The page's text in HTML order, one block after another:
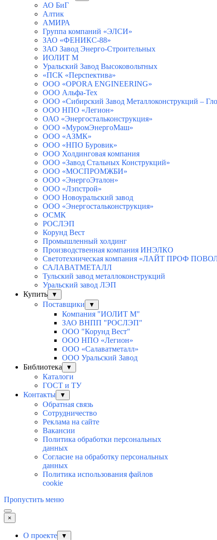
АО БиГ
Алтик
АМИРА
Группа компаний «ЭЛСИ»
ЗАО «ФЕНИКС-88»
ЗАО Завод Энерго-Строительных
ИОЛИТ М
Уральский Завод Высоковольтных
«ПСК «Перспектива»
ООО «OPORA ENGINEERING»
ООО Альфа-Тех
ООО «Сибирский Завод Металлоконструкций –
ООО НПО «Легион»
ОАО «Энергостальконструкция»
ООО «МуромЭнергоМаш»
ООО «АЗМК»
ООО «НПО Буровик»
ООО Холдинговая компания
ООО «Завод Стальных Конструкций»
ООО «МОСПРОМЖБИ»
ООО «ЭнергоЭталон»
ООО «Лэпстрой»
ООО Новоуральский завод
ООО «Энергостальконструкция»
ОСМК
РОСЛЭП
Корунд Вест
Промышленный холдинг
Производственная компания ИНЭЛКО
Светотехническая компания «ЛАЙТ ПРОФ
САЛАВАТМЕТАЛЛ
Тульский завод металлоконструкций
Уральский завод ЛЭП
Купить
▼
Поставщики ▼
Компания "ИОЛИТ М"
ЗАО ВНПП "РОСЛЭП"
ООО "Корунд Вест"
ООО НПО «Легион»
ООО «Салаватметалл»
ООО Уральский Завод
Библиотека
▼
Каталоги
ГОСТ и ТУ
Контакты
▼
Обратная связь
Сотрудничество
Реклама на сайте
Вакансии
Политика обработки персональных
данных
Согласие на обработку персональных
данных
Политика использования файлов
cookie
Пропустить меню
×
О проекте ▼